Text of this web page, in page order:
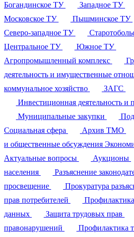
Богандинское ТУ
Западное ТУ
Московское ТУ
Пышминское ТУ
Северо-западное ТУ
Центральное ТУ
Южное ТУ
Агропромышленный комплекс
деятельность и имущественные
коммунальное хозяйство
ЗАГС
Инвестиционная деятельность и
Муниципальные закупки
Социальная сфера
Архив ТМО
и общественные обсуждения
Актуальные вопросы
Аукционы
населения
Разъяснение
просвещение
Прокуратура
прав потребителей
Профилактика
данных
Защита трудовых прав
правонарушений
Профилактика